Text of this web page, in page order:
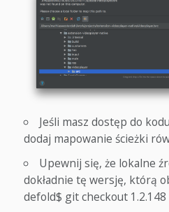
Jeśli masz dostęp do
dodaj mapowanie ścieżki
Upewnij się, że lokalne
dokładnie tę wersję, którą
defold$ git checkout 1.2.148